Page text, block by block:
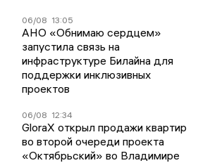
06/08 13:05
АНО «Обнимаю сердцем»
запустила связь на
инфраструктуре Билайна для
поддержки инклюзивных
проектов
06/08 12:34
GloraX открыл продажи квартир
во второй очереди проекта
«Октябрьский» во Владимире